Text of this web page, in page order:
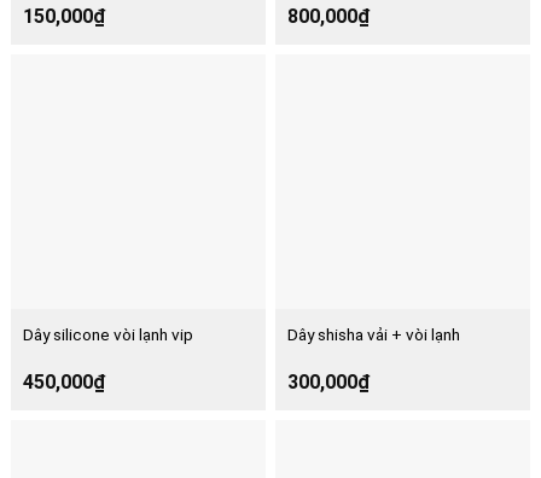
150,000₫ 800,000₫
Dây silicone vòi lạnh vip
450,000₫
Dây shisha vải + vòi lạnh
300,000₫